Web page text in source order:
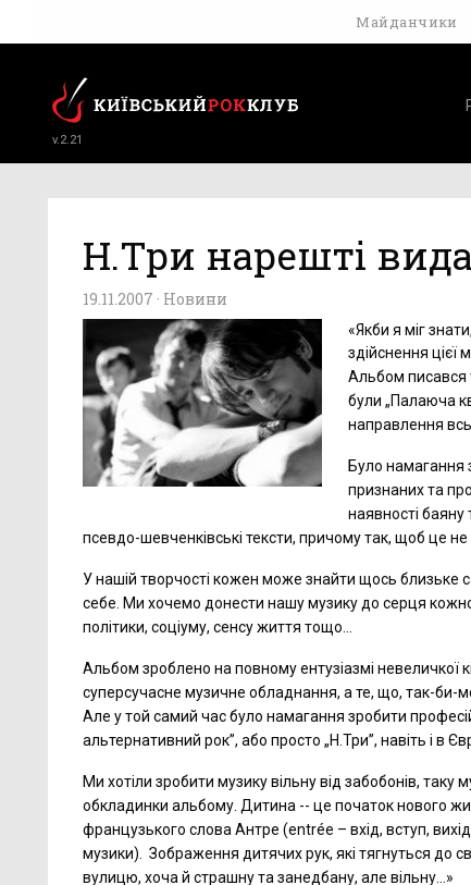
Майданчики
v.2.21
Н.Три нарешті
19.11.2007 · Новини
«Якби я міг
здійснення цієї
Альбом писався
були „Палаюча
направлення
Було намагання
признаних та
наявності
псевдо-шевченківські тексти, причому так, щоб це не
У нашій творчості кожен може знайти щось близьке
себе. Ми хочемо донести нашу музику до серця
політики, соціуму, сенсу життя тощо…
Альбом зроблено на повному ентузіазмі невеличкої
суперсучасне музичне обладнання, а те, що, так-би-
Але у той самий час було намагання зробити
альтернативний рок”, або просто „Н.Три”, навіть і в
Ми хотіли зробити музику вільну від забобонів,
обкладинки альбому. Дитина -- це початок нового
французького слова Антре (entrée – вхід, вступ,
музики). Зображення дитячих рук, які тягнуться до
вулицю, хоча й страшну та занедбану, але вільну…»